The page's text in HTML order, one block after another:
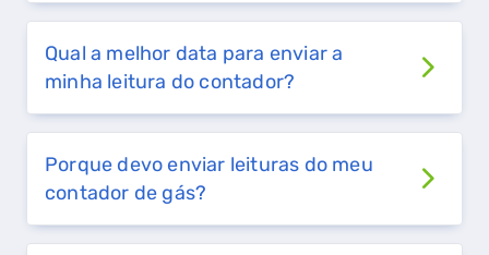
Qual a melhor data para enviar a
minha leitura do contador?
Porque devo enviar leituras do meu
contador de gás?QUERO TER GÁS NATURAL
GASES RENOVÁVEIS